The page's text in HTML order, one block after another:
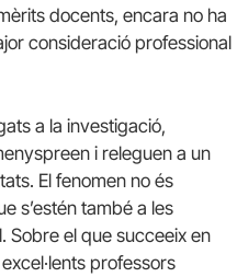
docents, encara no ha
consideració professional
a la investigació,
i releguen a un
El fenomen no és
s’estén també a les
Sobre el que succeeix en
professors